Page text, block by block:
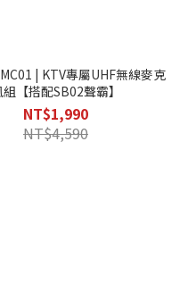
| KTV專屬UHF無線麥克
組【搭配SB02聲霸】
NT$1,990
NT$4,590